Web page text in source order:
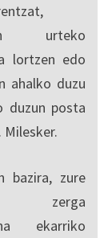
urteko
lortzen edo
ahalko duzu
duzun posta
Milesker.
bazira, zure
zerga
ekarriko